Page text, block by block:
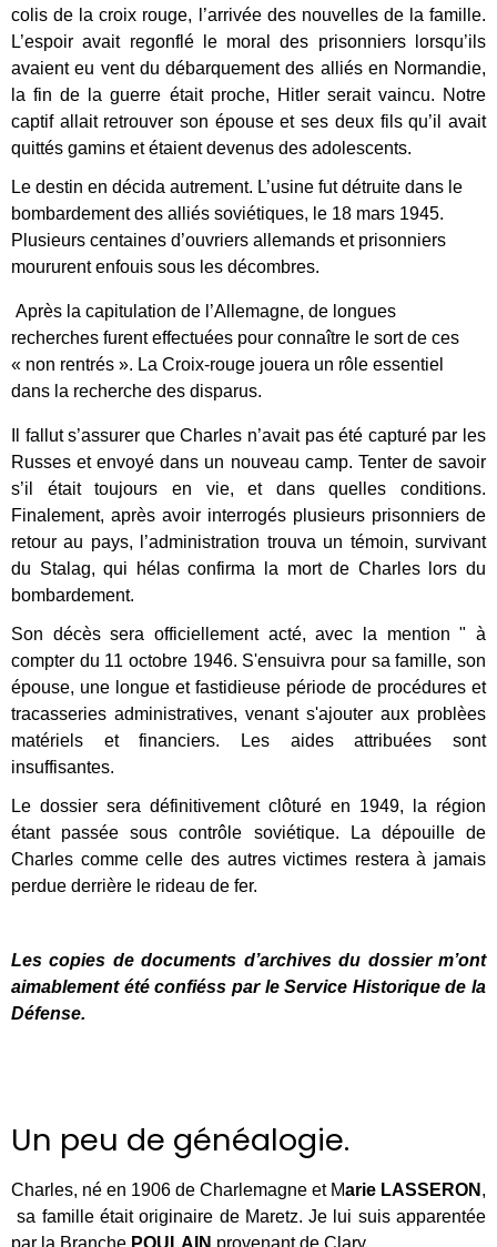
colis de la croix rouge, l’arrivée des nouvelles de la famille.
L’espoir avait regonflé le moral des prisonniers lorsqu’ils
avaient eu vent du débarquement des alliés en Normandie,
la fin de la guerre était proche, Hitler serait vaincu. Notre
captif allait retrouver son épouse et ses deux fils qu’il avait
quittés gamins et étaient devenus des adolescents.
Le destin en décida autrement. L’usine fut détruite dans le
bombardement des alliés soviétiques, le 18 mars 1945.
Plusieurs centaines d’ouvriers allemands et prisonniers
moururent enfouis sous les décombres.
Après la capitulation de l’Allemagne, de longues
recherches furent effectuées pour connaître le sort de ces
« non rentrés ». La Croix-rouge jouera un rôle essentiel
dans la recherche des disparus.
Il fallut s’assurer que Charles n’avait pas été capturé par les
Russes et envoyé dans un nouveau camp. Tenter de savoir
s’il était toujours en vie, et dans quelles conditions.
Finalement, après avoir interrogés plusieurs prisonniers de
retour au pays, l’administration trouva un témoin, survivant
du Stalag, qui hélas confirma la mort de Charles lors du
bombardement.
Son décès sera officiellement acté, avec la mention " à
compter du 11 octobre 1946. S'ensuivra pour sa famille, son
épouse, une longue et fastidieuse période de procédures et
tracasseries administratives, venant s'ajouter aux problèes
matériels et financiers. Les aides attribuées sont
insuffisantes.
Le dossier sera définitivement clôturé en 1949, la région
étant passée sous contrôle soviétique. La dépouille de
Charles comme celle des autres victimes restera à jamais
perdue derrière le rideau de fer.
Les copies de documents d’archives du dossier m’ont
aimablement été confiéss par le Service Historique de la
Défense.
Un peu de généalogie.
Charles, né en 1906 de Charlemagne et Marie LASSERON ,
sa famille était originaire de Maretz. Je lui suis apparentée
par la Branche POULAIN provenant de Clary.